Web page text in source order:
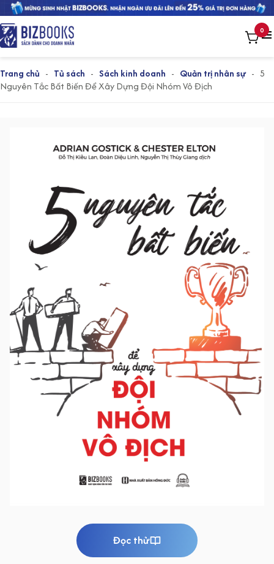
0
Trang chủ - Tủ sách - Sách kinh doanh - Quản trị nhân sự - 5
Nguyên Tắc Bất Biến Để Xây Dựng Đội Nhóm Vô Địch
Đọc thử